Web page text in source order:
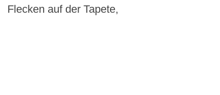
Flecken auf der Tapete,